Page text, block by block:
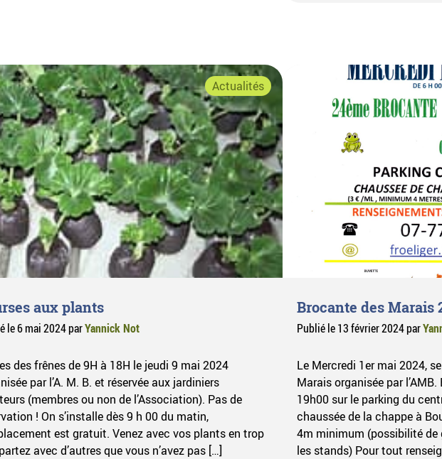
Actualités
aux plants
le6 mai 2024parYannick Not
des frênes de 9H à 18H le jeudi 9 mai 2024
par l’A. M. B. et réservée aux jardiniers
(membres ou non de l’Association). Pas de
! On s’installe dès 9 h 00 du matin,
est gratuit. Venez avec vos plants en trop
avec d’autres que vous n’avez pas […]
Brocante des Marais
Publié le13 février 2024par
Le Mercredi 1er mai 2024,
Marais organisée par
19h00 sur le parking du
chaussée de la chappe à
4m minimum (possibilité de
les stands) Pour tout